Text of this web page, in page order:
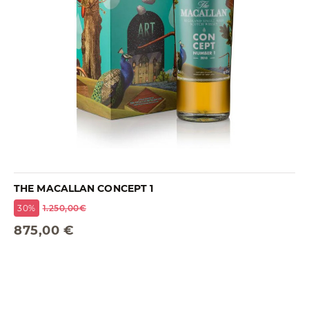
THE MACALLAN CONCEPT 1
30% 1.250,00€
875,00 €